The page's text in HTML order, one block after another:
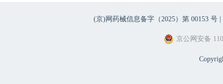
(京)网药械信息备字（2025）第 00153 号 |
京公网安备